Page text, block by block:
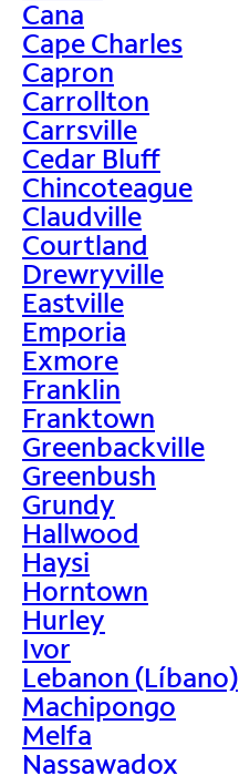
Cana
Cape Charles
Capron
Carrollton
Carrsville
Cedar Bluff
Chincoteague
Claudville
Courtland
Drewryville
Eastville
Emporia
Exmore
Franklin
Franktown
Greenbackville
Greenbush
Grundy
Hallwood
Haysi
Horntown
Hurley
Ivor
Lebanon (Líbano)
Machipongo
Melfa
Nassawadox